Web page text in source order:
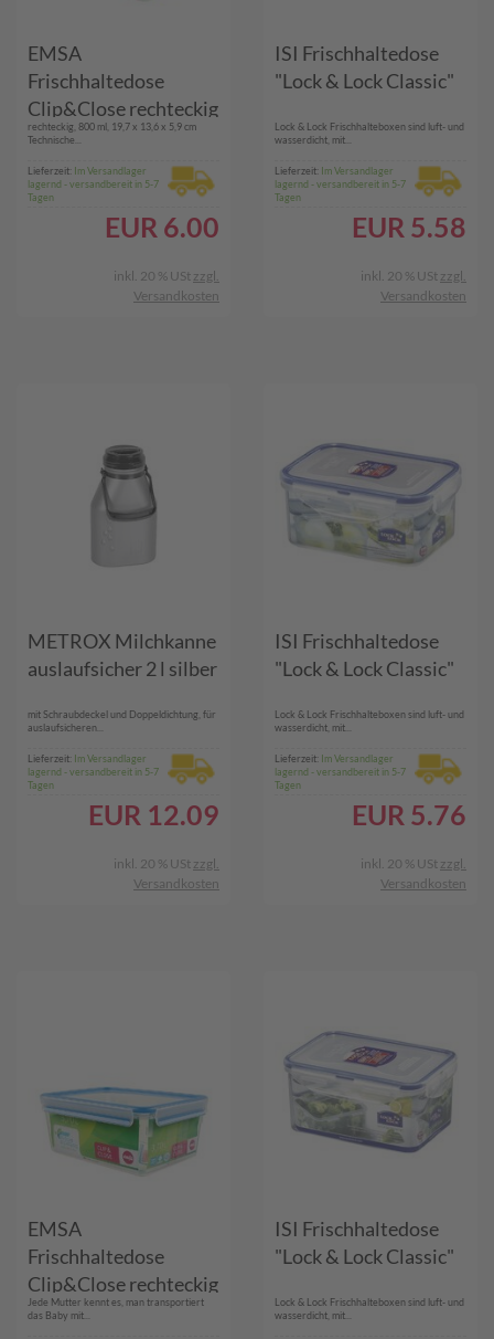
EMSA
Frischhaltedose
Clip&Close rechteckig
0,8 l
rechteckig, 800 ml, 19,7 x 13,6 x 5,9 cm
Technische...
Lieferzeit: Im Versandlager
lagernd - versandbereit in 5-7
Tagen
EUR 6.00
inkl. 20 % USt zzgl.
Versandkosten
ISI Frischhaltedose
"Lock & Lock Classic"
Lock & Lock Frischhalteboxen sind luft- und
wasserdicht, mit...
Lieferzeit: Im Versandlager
lagernd - versandbereit in 5-7
Tagen
EUR 5.58
inkl. 20 % USt zzgl.
Versandkosten
METROX Milchkanne
auslaufsicher 2 l silber
mit Schraubdeckel und Doppeldichtung, für
auslaufsicheren...
Lieferzeit: Im Versandlager
lagernd - versandbereit in 5-7
Tagen
EUR 12.09
inkl. 20 % USt zzgl.
Versandkosten
ISI Frischhaltedose
"Lock & Lock Classic"
Lock & Lock Frischhalteboxen sind luft- und
wasserdicht, mit...
Lieferzeit: Im Versandlager
lagernd - versandbereit in 5-7
Tagen
EUR 5.76
inkl. 20 % USt zzgl.
Versandkosten
EMSA
Frischhaltedose
Clip&Close rechteckig
3,7 l
Jede Mutter kennt es, man transportiert
das Baby mit...
ISI Frischhaltedose
"Lock & Lock Classic"
Lock & Lock Frischhalteboxen sind luft- und
wasserdicht, mit...